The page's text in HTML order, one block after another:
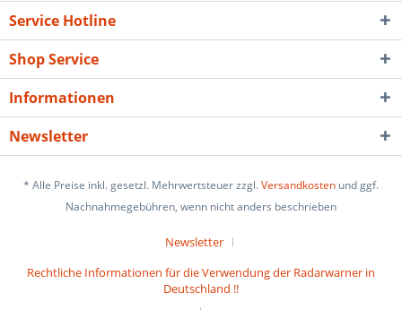
Service Hotline
Shop Service
Informationen
Newsletter
* Alle Preise inkl. gesetzl. Mehrwertsteuer zzgl.Versandkosten und ggf.
Nachnahmegebühren, wenn nicht anders beschrieben
Newsletter
Rechtliche Informationen für die Verwendung der Radarwarner in
Deutschland !!